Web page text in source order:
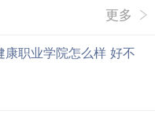
更多
康职业学院怎么样 好不